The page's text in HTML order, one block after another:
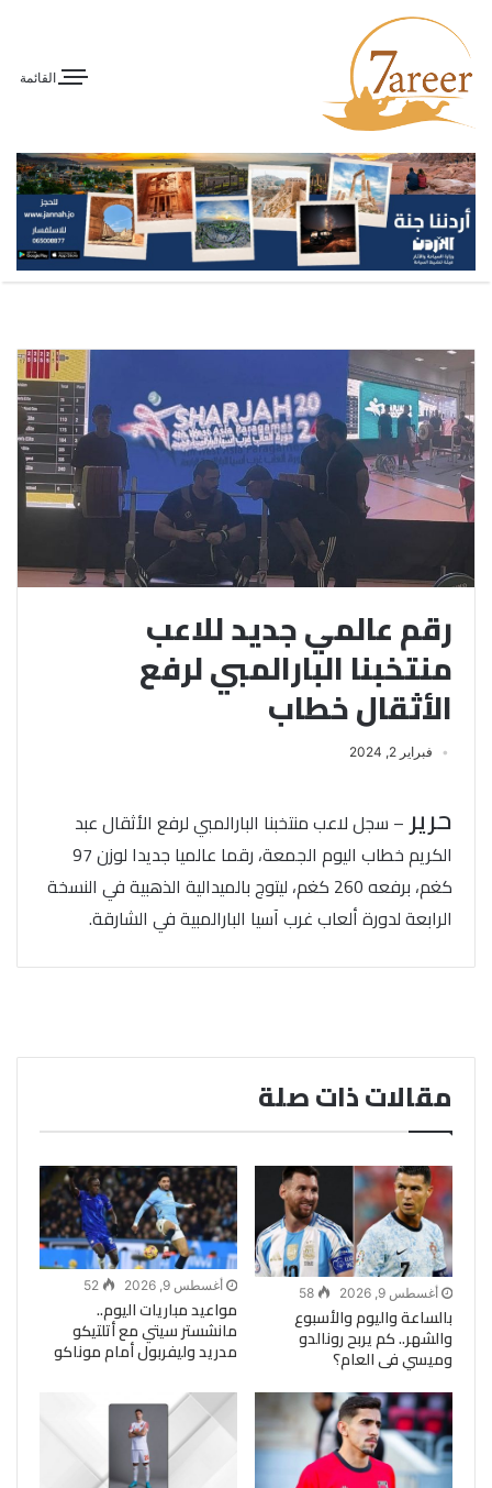
القائمة
رقم عالمي جديد للاعب
منتخبنا البارالمبي لرفع
الأثقال خطاب
فبراير 2, 2024
حرير– سجل لاعب منتخبنا البارالمبي لرفع الأثقال عبد
الكريم خطاب اليوم الجمعة، رقما عالميا جديدا لوزن 97
كغم، برفعه 260 كغم، ليتوج بالميدالية الذهبية في النسخة
الرابعة لدورة ألعاب غرب آسيا البارالمبية في الشارقة.
مقالات ذات صلة
أغسطس 9, 2026 58
بالساعة واليوم والأسبوع
والشهر.. كم يربح رونالدو
وميسي فى العام؟
أغسطس 9, 2026 52
مواعيد مباريات اليوم..
مانشستر سيتي مع أتلتيكو
مدريد وليفربول أمام موناكو